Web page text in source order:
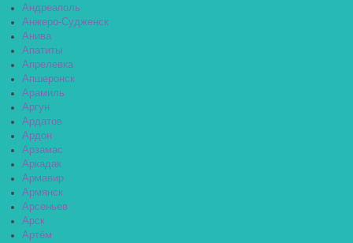
Андреаполь
Анжеро-Судженск
Анива
Апатиты
Апрелевка
Апшеронск
Арамиль
Аргун
Ардатов
Ардон
Арзамас
Аркадак
Армавир
Армянск
Арсеньев
Арск
Артём